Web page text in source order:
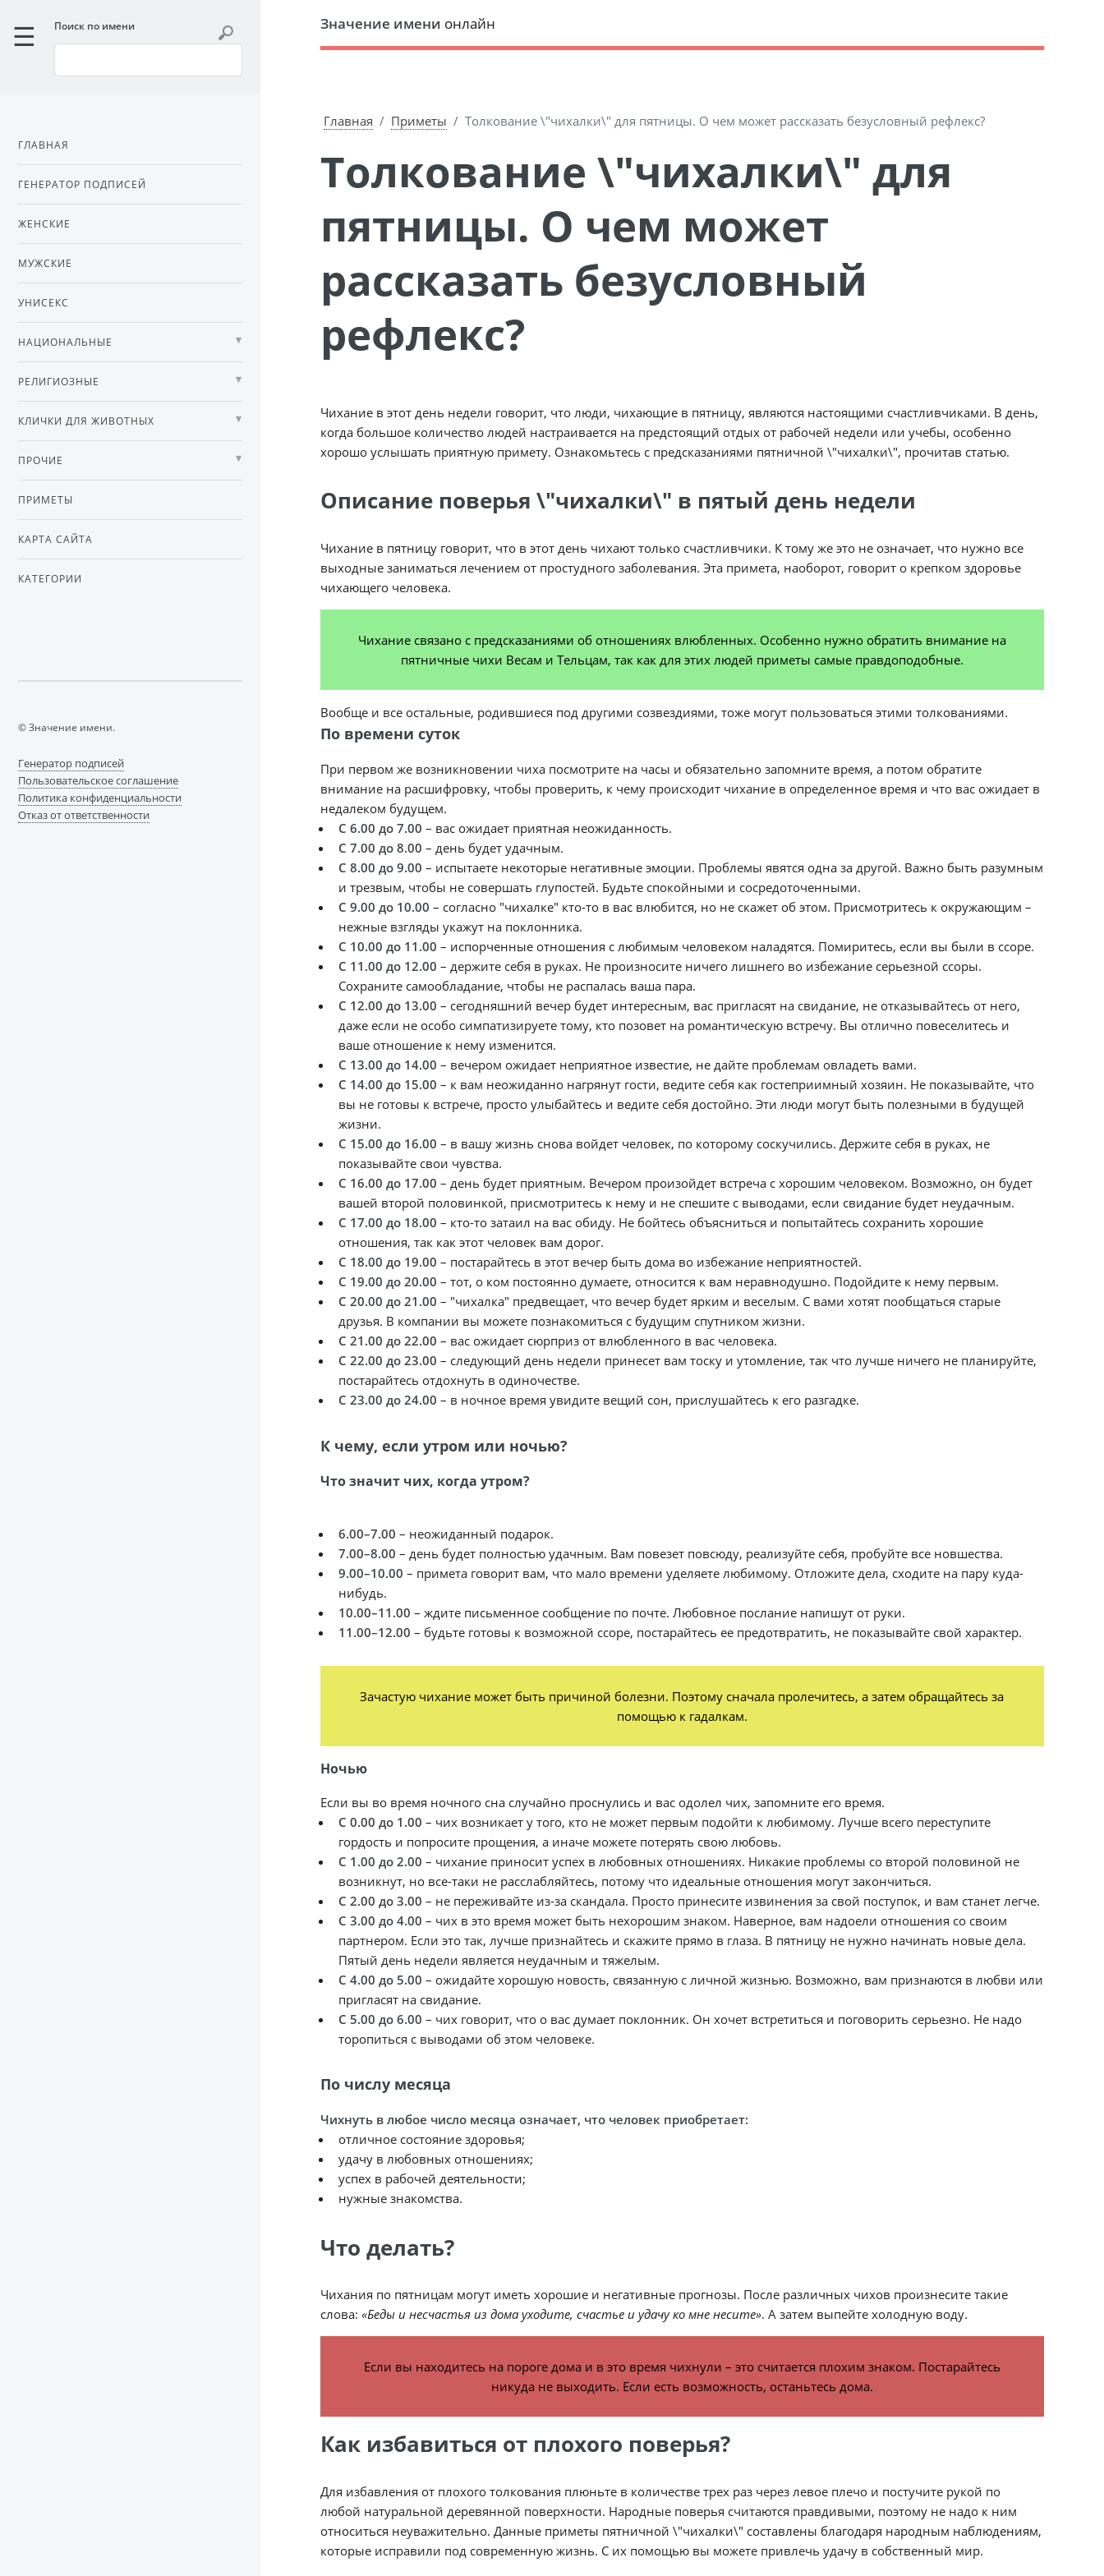
Значение имени онлайн
Главная Приметы Толкование \"чихалки\" для пятницы. О чем может рассказать безусловный рефлекс?
Толкование \"чихалки\" для
пятницы. О чем может
рассказать безусловный
рефлекс?
Чихание в этот день недели говорит, что люди, чихающие в пятницу, являются настоящими счастливчиками. В день,
когда большое количество людей настраивается на предстоящий отдых от рабочей недели или учебы, особенно
хорошо услышать приятную примету. Ознакомьтесь с предсказаниями пятничной \"чихалки\", прочитав статью.
Описание поверья \"чихалки\" в пятый день недели
Чихание в пятницу говорит, что в этот день чихают только счастливчики. К тому же это не означает, что нужно все
выходные заниматься лечением от простудного заболевания. Эта примета, наоборот, говорит о крепком здоровье
чихающего человека.
Чихание связано с предсказаниями об отношениях влюбленных. Особенно нужно обратить внимание на
пятничные чихи Весам и Тельцам, так как для этих людей приметы самые правдоподобные.
Вообще и все остальные, родившиеся под другими созвездиями, тоже могут пользоваться этими толкованиями.
По времени суток
При первом же возникновении чиха посмотрите на часы и обязательно запомните время, а потом обратите
внимание на расшифровку, чтобы проверить, к чему происходит чихание в определенное время и что вас ожидает в
недалеком будущем.
С 6.00 до 7.00 – вас ожидает приятная неожиданность.
С 7.00 до 8.00 – день будет удачным.
С 8.00 до 9.00 – испытаете некоторые негативные эмоции. Проблемы явятся одна за другой. Важно быть разумным
и трезвым, чтобы не совершать глупостей. Будьте спокойными и сосредоточенными.
С 9.00 до 10.00 – согласно "чихалке" кто-то в вас влюбится, но не скажет об этом. Присмотритесь к окружающим –
нежные взгляды укажут на поклонника.
С 10.00 до 11.00 – испорченные отношения с любимым человеком наладятся. Помиритесь, если вы были в ссоре.
С 11.00 до 12.00 – держите себя в руках. Не произносите ничего лишнего во избежание серьезной ссоры.
Сохраните самообладание, чтобы не распалась ваша пара.
С 12.00 до 13.00 – сегодняшний вечер будет интересным, вас пригласят на свидание, не отказывайтесь от него,
даже если не особо симпатизируете тому, кто позовет на романтическую встречу. Вы отлично повеселитесь и
ваше отношение к нему изменится.
С 13.00 до 14.00 – вечером ожидает неприятное известие, не дайте проблемам овладеть вами.
С 14.00 до 15.00 – к вам неожиданно нагрянут гости, ведите себя как гостеприимный хозяин. Не показывайте, что
вы не готовы к встрече, просто улыбайтесь и ведите себя достойно. Эти люди могут быть полезными в будущей
жизни.
С 15.00 до 16.00 – в вашу жизнь снова войдет человек, по которому соскучились. Держите себя в руках, не
показывайте свои чувства.
С 16.00 до 17.00 – день будет приятным. Вечером произойдет встреча с хорошим человеком. Возможно, он будет
вашей второй половинкой, присмотритесь к нему и не спешите с выводами, если свидание будет неудачным.
С 17.00 до 18.00 – кто-то затаил на вас обиду. Не бойтесь объясниться и попытайтесь сохранить хорошие
отношения, так как этот человек вам дорог.
С 18.00 до 19.00 – постарайтесь в этот вечер быть дома во избежание неприятностей.
С 19.00 до 20.00 – тот, о ком постоянно думаете, относится к вам неравнодушно. Подойдите к нему первым.
С 20.00 до 21.00 – "чихалка" предвещает, что вечер будет ярким и веселым. С вами хотят пообщаться старые
друзья. В компании вы можете познакомиться с будущим спутником жизни.
С 21.00 до 22.00 – вас ожидает сюрприз от влюбленного в вас человека.
С 22.00 до 23.00 – следующий день недели принесет вам тоску и утомление, так что лучше ничего не планируйте,
постарайтесь отдохнуть в одиночестве.
С 23.00 до 24.00 – в ночное время увидите вещий сон, прислушайтесь к его разгадке.
К чему, если утром или ночью?
Что значит чих, когда утром?
6.00–7.00 – неожиданный подарок.
7.00–8.00 – день будет полностью удачным. Вам повезет повсюду, реализуйте себя, пробуйте все новшества.
9.00–10.00 – примета говорит вам, что мало времени уделяете любимому. Отложите дела, сходите на пару куда-
нибудь.
10.00–11.00 – ждите письменное сообщение по почте. Любовное послание напишут от руки.
11.00–12.00 – будьте готовы к возможной ссоре, постарайтесь ее предотвратить, не показывайте свой характер.
Зачастую чихание может быть причиной болезни. Поэтому сначала пролечитесь, а затем обращайтесь за
помощью к гадалкам.
Ночью
Если вы во время ночного сна случайно проснулись и вас одолел чих, запомните его время.
С 0.00 до 1.00 – чих возникает у того, кто не может первым подойти к любимому. Лучше всего переступите
гордость и попросите прощения, а иначе можете потерять свою любовь.
С 1.00 до 2.00 – чихание приносит успех в любовных отношениях. Никакие проблемы со второй половиной не
возникнут, но все-таки не расслабляйтесь, потому что идеальные отношения могут закончиться.
С 2.00 до 3.00 – не переживайте из-за скандала. Просто принесите извинения за свой поступок, и вам станет легче.
С 3.00 до 4.00 – чих в это время может быть нехорошим знаком. Наверное, вам надоели отношения со своим
партнером. Если это так, лучше признайтесь и скажите прямо в глаза. В пятницу не нужно начинать новые дела.
Пятый день недели является неудачным и тяжелым.
С 4.00 до 5.00 – ожидайте хорошую новость, связанную с личной жизнью. Возможно, вам признаются в любви или
пригласят на свидание.
С 5.00 до 6.00 – чих говорит, что о вас думает поклонник. Он хочет встретиться и поговорить серьезно. Не надо
торопиться с выводами об этом человеке.
По числу месяца
Чихнуть в любое число месяца означает, что человек приобретает:
отличное состояние здоровья;
удачу в любовных отношениях;
успех в рабочей деятельности;
нужные знакомства.
Что делать?
Чихания по пятницам могут иметь хорошие и негативные прогнозы. После различных чихов произнесите такие
слова:«Беды и несчастья из дома уходите, счастье и удачу ко мне несите». А затем выпейте холодную воду.
Если вы находитесь на пороге дома и в это время чихнули – это считается плохим знаком. Постарайтесь
никуда не выходить. Если есть возможность, останьтесь дома.
Как избавиться от плохого поверья?
Для избавления от плохого толкования плюньте в количестве трех раз через левое плечо и постучите рукой по
любой натуральной деревянной поверхности. Народные поверья считаются правдивыми, поэтому не надо к ним
относиться неуважительно. Данные приметы пятничной \"чихалки\" составлены благодаря народным наблюдениям,
которые исправили под современную жизнь. С их помощью вы можете привлечь удачу в собственный мир.
Поиск по имени
ГЛАВНАЯ
ГЕНЕРАТОР ПОДПИСЕЙ
ЖЕНСКИЕ
МУЖСКИЕ
УНИСЕКС
НАЦИОНАЛЬНЫЕ
РЕЛИГИОЗНЫЕ
КЛИЧКИ ДЛЯ ЖИВОТНЫХ
ПРОЧИЕ
ПРИМЕТЫ
КАРТА САЙТА
КАТЕГОРИИ
© Значение имени.
Генератор подписей
Пользовательское соглашение
Политика конфиденциальности
Отказ от ответственности